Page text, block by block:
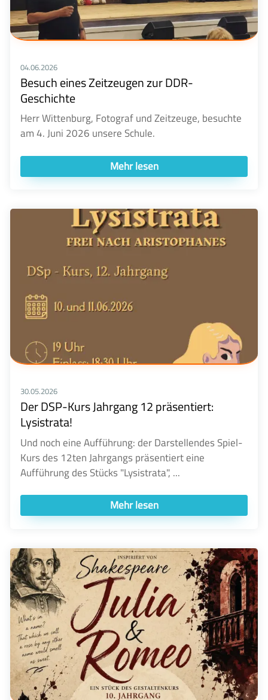
04.06.2026
Besuch eines Zeitzeugen zur DDR-
Geschichte
Herr Wittenburg, Fotograf und Zeitzeuge, besuchte
am 4. Juni 2026 unsere Schule.
Mehr lesen
30.05.2026
Der DSP-Kurs Jahrgang 12 präsentiert:
Lysistrata!
Und noch eine Aufführung: der Darstellendes Spiel-
Kurs des 12ten Jahrgangs präsentiert eine
Aufführung des Stücks "Lysistrata", ...
Mehr lesen